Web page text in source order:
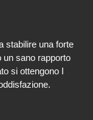
stabilire una forte
un sano rapporto
si ottengono I